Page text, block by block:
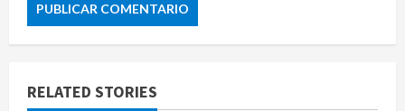
RELATED STORIES